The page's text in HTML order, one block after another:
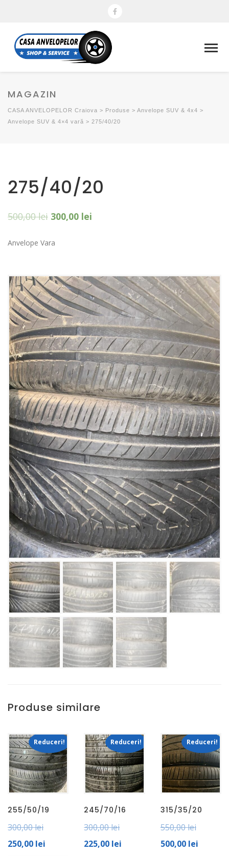
MAGAZIN
CASA ANVELOPELOR Craiova > Produse > Anvelope SUV & 4x4 >
Anvelope SUV & 4×4 vară > 275/40/20
275/40/20
500,00lei 300,00 lei
Anvelope Vara
Produse similare
Reduceri!
255/50/19
300,00lei
250,00 lei
Reduceri!
245/70/16
300,00lei
225,00 lei
Reduceri!
315/35/20
550,00lei
500,00 lei